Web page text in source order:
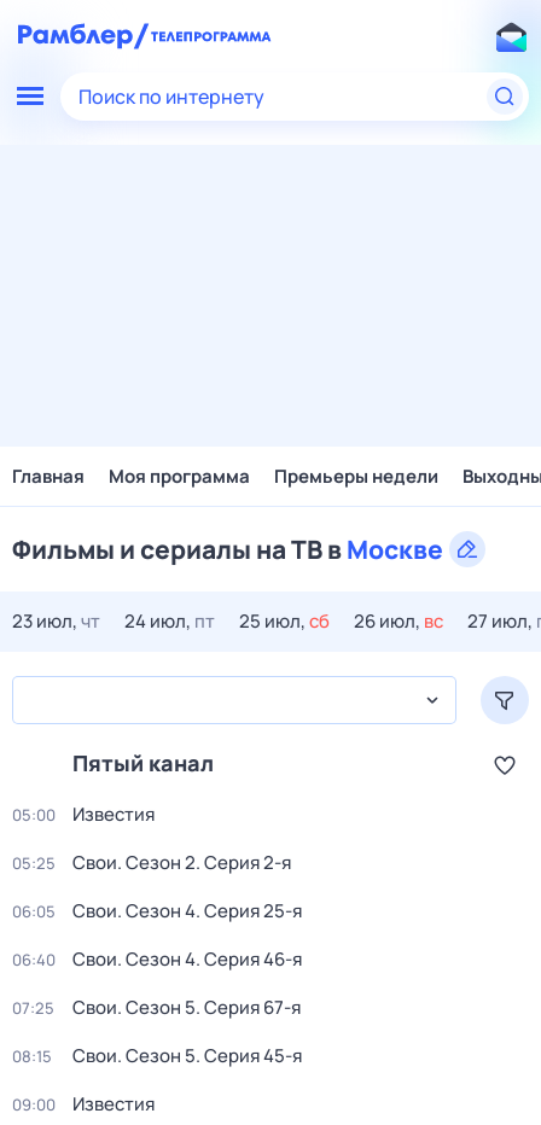
Поиск по интернету
Главная Моя программа Премьеры недели
Фильмы и сериалы на ТВ вМоскве
23 июл,чт 24 июл, пт 25 июл,сб 26 июл, вс 27 июл,
Пятый канал
05:00 Известия
05:25 Свои. Сезон 2. Серия 2-я
06:05 Свои. Сезон 4. Серия 25-я
06:40 Свои. Сезон 4. Серия 46-я
07:25 Свои. Сезон 5. Серия 67-я
08:15 Свои. Сезон 5. Серия 45-я
09:00 Известия